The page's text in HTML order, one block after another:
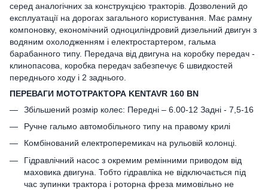
серед аналогічних за конструкцією тракторів. Дозволений до
експлуатації на дорогах загального користування. Має рамну
компоновку, економічний одноциліндровий дизельний двигун з
водяним охолодженням і електростартером, гальма
барабанного типу. Передача від двигуна на коробку передач -
клинопасова, коробка передач забезпечує 6 швидкостей
переднього ходу і 2 заднього.
ПЕРЕВАГИ МОТОТРАКТОРА KENTAVR 160 BN
Збільшений розмір колес: Передні – 6.00-12 Задні - 7,5-16
Ручне гальмо автомобільного типу на правому крилі
Комбінований електроперемикач на рульовій колонці.
Гідравлічний насос з окремим ремінними приводом від
маховика двигуна. Тобто гідравліка не відключається під
час зупинки трактора і роторна фреза мимовільно не